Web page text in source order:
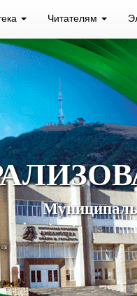
Читателям